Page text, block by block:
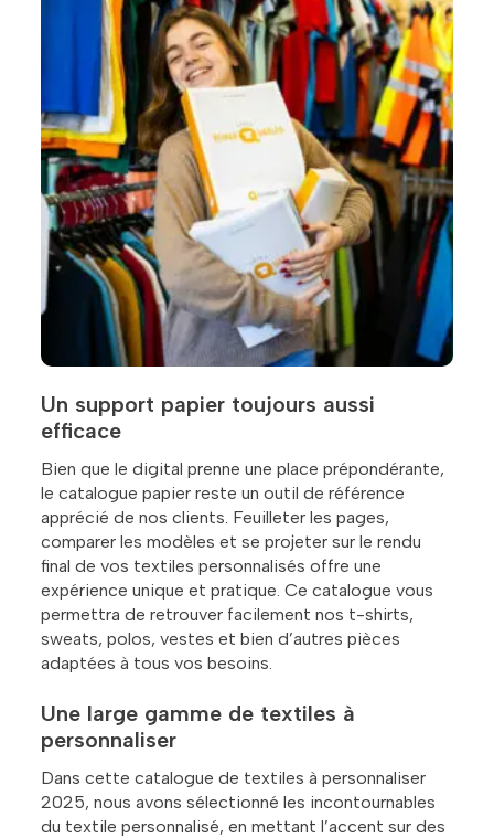
Un support papier toujours aussi
efficace
Bien que le digital prenne une place prépondérante,
le catalogue papier reste un outil de référence
apprécié de nos clients. Feuilleter les pages,
comparer les modèles et se projeter sur le rendu
final de vos textiles personnalisés offre une
expérience unique et pratique. Ce catalogue vous
permettra de retrouver facilement nos t-shirts,
sweats, polos, vestes et bien d’autres pièces
adaptées à tous vos besoins.
Une large gamme de textiles à
personnaliser
Dans cette catalogue de textiles à personnaliser
2025, nous avons sélectionné les incontournables
du textile personnalisé, en mettant l’accent sur des